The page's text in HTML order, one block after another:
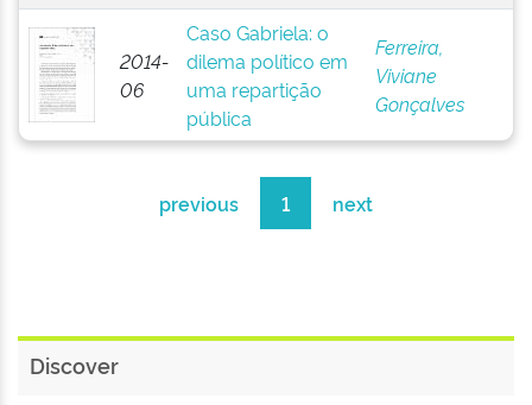
2014-
06
Caso Gabriela: o
dilema político em
uma repartição
pública
Ferreira,
Viviane
Gonçalves
previous 1 next
Discover